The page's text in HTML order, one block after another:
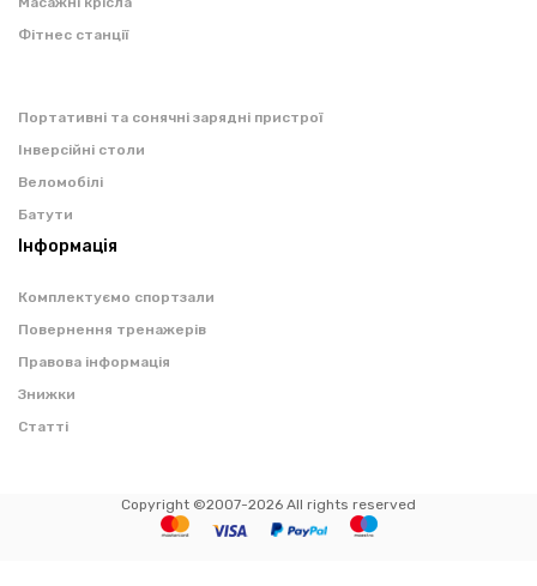
Фітнес станції
Портативні та сонячні зарядні пристрої
Інверсійні столи
Веломобілі
Батути
Інформація
Комплектуємо спортзали
Повернення тренажерів
Правова інформація
Знижки
Статті
Copyright ©2007-2026 All rights reserved